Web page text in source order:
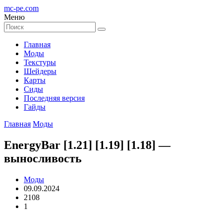
mc-pe.com
Меню
Главная
Моды
Текстуры
Шейдеры
Карты
Сиды
Последняя версия
Гайды
Главная Моды
EnergyBar [1.21] [1.19] [1.18] —
выносливость
Моды
09.09.2024
2108
1